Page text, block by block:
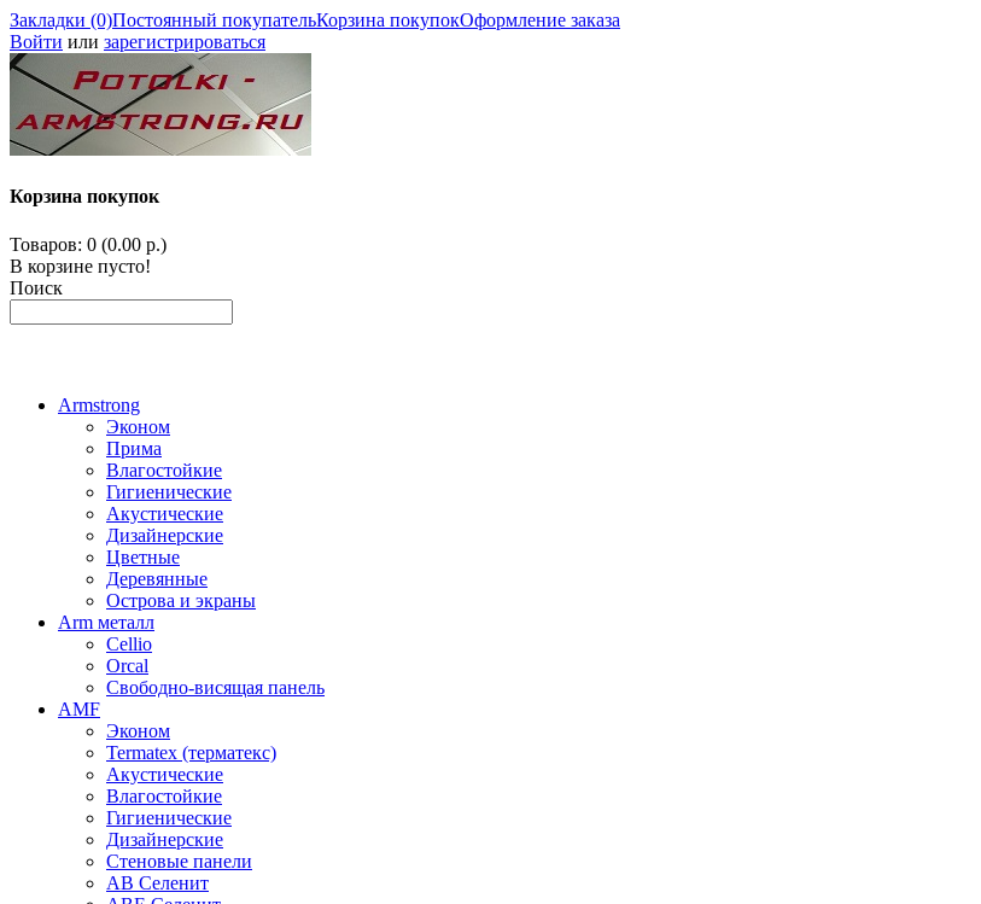
Закладки (0)Постоянный покупательКорзина покупокОформление заказа
Войти или зарегистрироваться
Корзина покупок
Товаров: 0 (0.00 р.)
В корзине пусто!
Поиск
Armstrong
Эконом
Прима
Влагостойкие
Гигиенические
Акустические
Дизайнерские
Цветные
Деревянные
Острова и экраны
Arm металл
Cellio
Orcal
Свободно-висящая панель
AMF
Эконом
Termatex (терматекс)
Акустические
Влагостойкие
Гигиенические
Дизайнерские
Стеновые панели
AB Селенит